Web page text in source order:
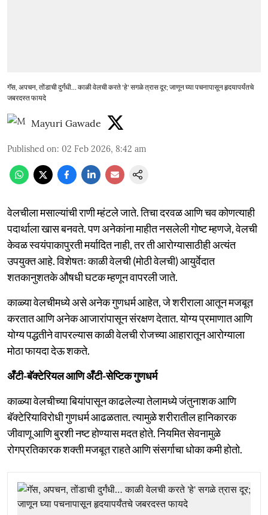
गॅस, अपचन, तोंडाची दुर्गंधी… काळी वेलची करते 'हे' सगळे त्रास दूर; जाणून घ्या पचनापासून हृदयापर्यंतचे
जबरदस्त फायदे
Mayuri Gawade
Published on: 02 Feb 2026, 8:42 am
वेलचीला मसाल्यांची राणी म्हंटले जाते. तिचा दरवळ आणि चव कोणत्याही
पदार्थाला खास बनवते. पण अनेकांना माहीत नसलेली गोष्ट म्हणजे, वेलची
केवळ स्वयंपाकापुरती मर्यादित नाही, तर ती आरोग्यासाठीही अत्यंत
उपयुक्त आहे. विशेषतः काळी वेलची (मोठी वेलची) आयुर्वेदात
शतकानुशतके औषधी घटक म्हणून वापरली जाते.
काळ्या वेलचीमध्ये असे अनेक गुणधर्म आहेत, जे शरीराला आतून मजबूत
करतात आणि अनेक आजारांपासून संरक्षण देतात. योग्य प्रमाणात आणि
योग्य पद्धतीने वापरल्यास काळी वेलची रोजच्या आहारातून आरोग्याला
मोठा फायदा देऊ शकते.
अँटी-बॅक्टेरियल आणि अँटी-सेप्टिक गुणधर्म
काळ्या वेलचीच्या बियांपासून काढलेल्या तेलामध्ये जंतुनाशक आणि
बॅक्टेरियाविरोधी गुणधर्म आढळतात. त्यामुळे शरीरातील हानिकारक
जीवाणू आणि बुरशी नष्ट होण्यास मदत होते. नियमित सेवनामुळे
रोगप्रतिकारक शक्ती मजबूत राहते आणि संसर्गाचा धोका कमी होतो.